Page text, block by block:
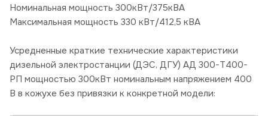
Номинальная мощность 300кВт/375кВА
Максимальная мощность 330 кВт/412,5 кВА
Усредненные краткие технические характеристики
дизельной электростанции (ДЭС, ДГУ) АД 300-Т400-
РП мощностью 300кВт номинальным напряжением 400
В в кожухе без привязки к конкретной модели: